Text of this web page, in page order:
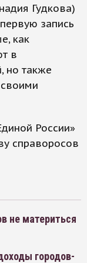
Гудкова)
запись
как
в
но также
России»
справоросов
не материться
городов-